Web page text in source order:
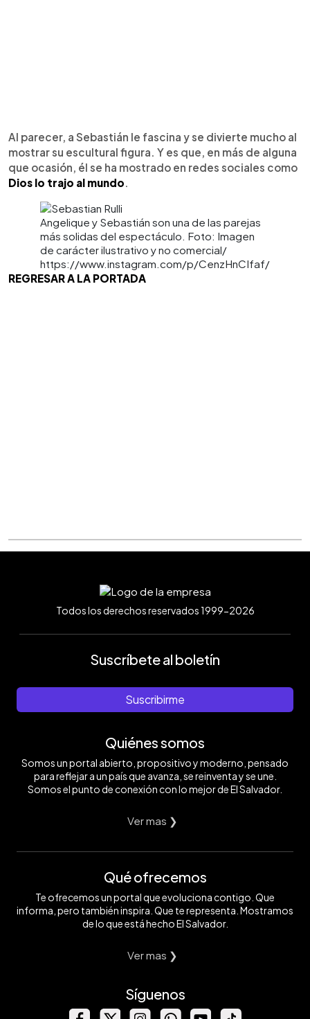
Al parecer, a Sebastián le fascina y se divierte mucho al
mostrar su escultural figura. Y es que, en más de alguna
que ocasión, él se ha mostrado en redes sociales como
Dios lo trajo al mundo.
Angelique y Sebastián son una de las parejas
más solidas del espectáculo. Foto: Imagen
de carácter ilustrativo y no comercial/
https://www.instagram.com/p/CenzHnCIfaf/
REGRESAR A LA PORTADA
Todos los derechos reservados 1999-2026
Suscríbete al boletín
Suscribirme
Quiénes somos
Somos un portal abierto, propositivo y moderno, pensado
para reflejar a un país que avanza, se reinventa y se une.
Somos el punto de conexión con lo mejor de El Salvador.
Ver mas ❯
Qué ofrecemos
Te ofrecemos un portal que evoluciona contigo. Que
informa, pero también inspira. Que te representa. Mostramos
de lo que está hecho El Salvador.
Ver mas ❯
Síguenos